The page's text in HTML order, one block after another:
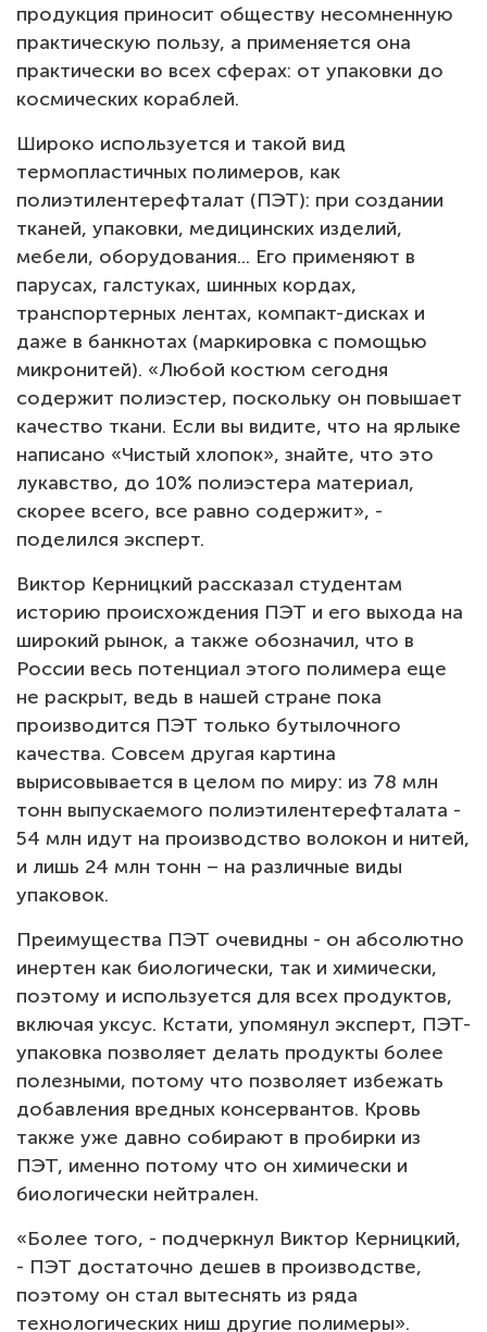
продукция приносит обществу несомненную
практическую пользу, а применяется она
практически во всех сферах: от упаковки до
космических кораблей.
Широко используется и такой вид
термопластичных полимеров, как
полиэтилентерефталат (ПЭТ): при создании
тканей, упаковки, медицинских изделий,
мебели, оборудования... Его применяют в
парусах, галстуках, шинных кордах,
транспортерных лентах, компакт-дисках и
даже в банкнотах (маркировка с помощью
микронитей). «Любой костюм сегодня
содержит полиэстер, поскольку он повышает
качество ткани. Если вы видите, что на ярлыке
написано «Чистый хлопок», знайте, что это
лукавство, до 10% полиэстера материал,
скорее всего, все равно содержит», -
поделился эксперт.
Виктор Керницкий рассказал студентам
историю происхождения ПЭТ и его выхода на
широкий рынок, а также обозначил, что в
России весь потенциал этого полимера еще
не раскрыт, ведь в нашей стране пока
производится ПЭТ только бутылочного
качества. Совсем другая картина
вырисовывается в целом по миру: из 78 млн
тонн выпускаемого полиэтилентерефталата -
54 млн идут на производство волокон и нитей,
и лишь 24 млн тонн – на различные виды
упаковок.
Преимущества ПЭТ очевидны - он абсолютно
инертен как биологически, так и химически,
поэтому и используется для всех продуктов,
включая уксус. Кстати, упомянул эксперт, ПЭТ-
упаковка позволяет делать продукты более
полезными, потому что позволяет избежать
добавления вредных консервантов. Кровь
также уже давно собирают в пробирки из
ПЭТ, именно потому что он химически и
биологически нейтрален.
«Более того, - подчеркнул Виктор Керницкий,
- ПЭТ достаточно дешев в производстве,
поэтому он стал вытеснять из ряда
технологических ниш другие полимеры».